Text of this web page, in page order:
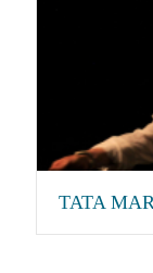
TATA